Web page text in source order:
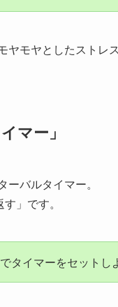
モヤとしたストレ
マー」
バルタイマー。
」です。
タイマーをセットし